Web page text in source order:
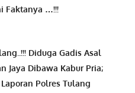
Faktanya …!!!
Diduga Gadis Asal
Jaya Dibawa Kabur Pria;
Polres Tulang